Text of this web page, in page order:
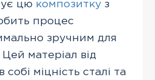
цю композитку з
процес
зручним для
матеріал від
міцність сталі та